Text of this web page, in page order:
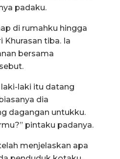
padaku.
di rumahku hingga
Khurasan tiba. Ia
bersama
laki itu datang
dia
dagangan untukku.
pintaku padanya.
menjelaskan apa